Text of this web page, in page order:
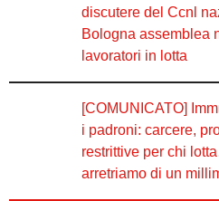
discutere del Ccnl
Bologna assemblea
lavoratori in lotta
[COMUNICATO]
i padroni: carcere,
restrittive per chi
arretriamo di un